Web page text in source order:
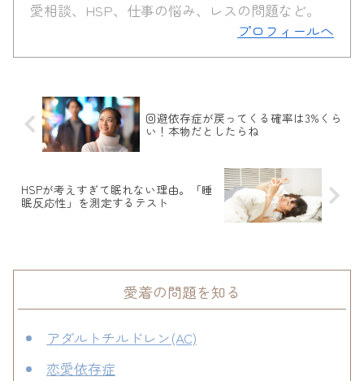
愛相談、HSP、仕事の悩み、レスの問題など。
プロフィールへ
回避依存症が戻ってくる確率は3%くら
い！本物だとしたらね
HSPが考えすぎて眠れない理由。「睡
眠反応性」を測定するテスト
愛着の問題を知る
アダルトチルドレン(AC)
恋愛依存症